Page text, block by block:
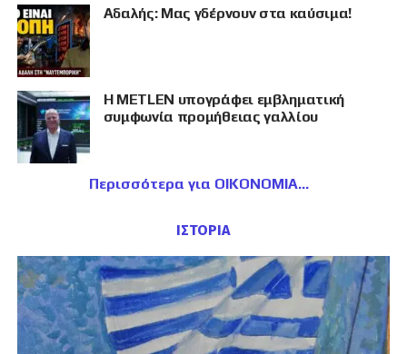
Αδαλής: Μας γδέρνουν στα καύσιμα!
Η METLEN υπογράφει εμβληματική
συμφωνία προμήθειας γαλλίου
Περισσότερα για ΟΙΚΟΝΟΜΙΑ
ΙΣΤΟΡΙΑ